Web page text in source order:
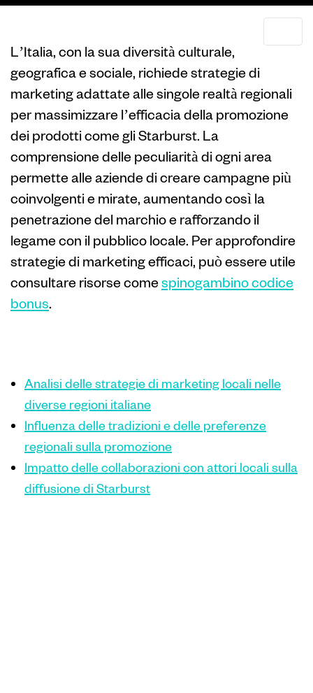
L’Italia, con la sua diversità culturale,
geografica e sociale, richiede strategie di
marketing adattate alle singole realtà regionali
per massimizzare l’efficacia della promozione
dei prodotti come gli Starburst. La
comprensione delle peculiarità di ogni area
permette alle aziende di creare campagne più
coinvolgenti e mirate, aumentando così la
penetrazione del marchio e rafforzando il
legame con il pubblico locale. Per approfondire
strategie di marketing efficaci, può essere utile
consultare risorse comespinogambino codice
bonus.
Analisi delle strategie di marketing locali nelle
diverse regioni italiane
Influenza delle tradizioni e delle preferenze
regionali sulla promozione
Impatto delle collaborazioni con attori locali sulla
diffusione di Starburst